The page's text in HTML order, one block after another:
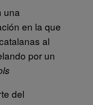
una
en la que
al
por un
del